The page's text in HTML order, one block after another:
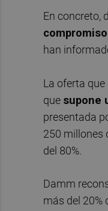
En concreto,
han
La oferta
que supone
presentada
250 millones
del 80%.
Damm
más del 20%